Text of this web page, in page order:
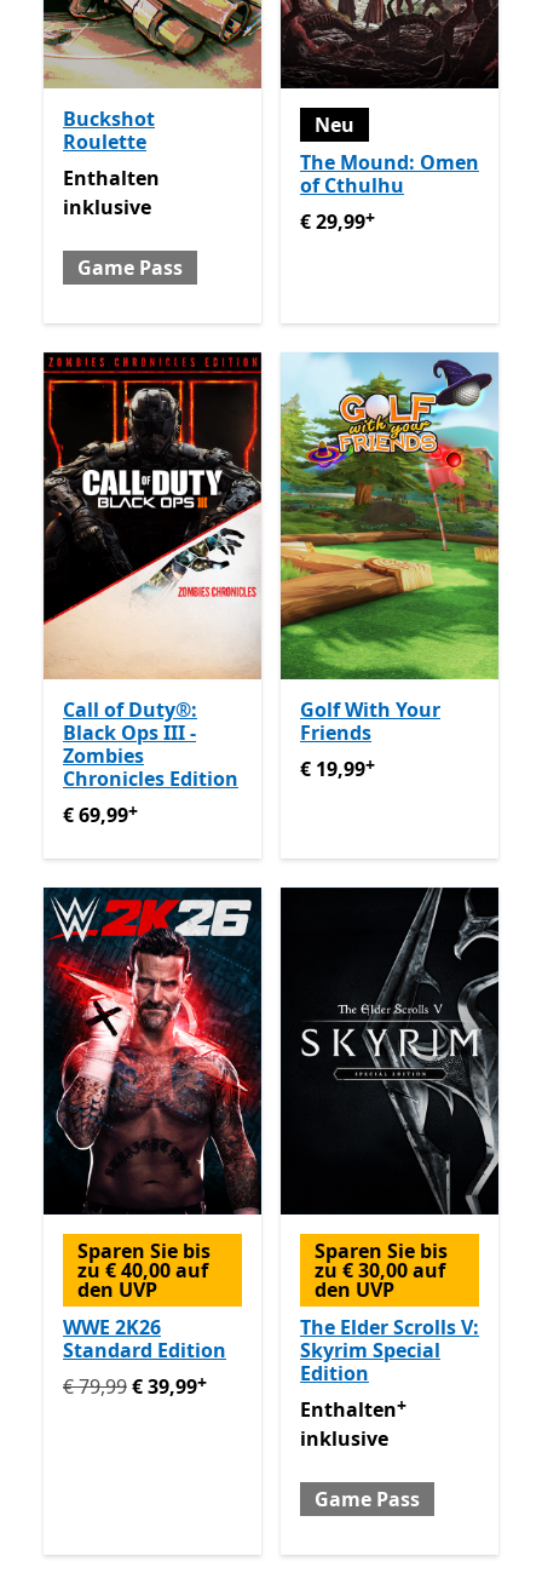
Buckshot
Roulette
Enthalten inklusive Game Pass
Enthalten
inklusive
Game Pass
Neu
The Mound: Omen
of Cthulhu
€ 29,99Enthält In-App-
€ 29,99+
Call of Duty®:
Black Ops III -
Zombies
Chronicles Edition
€ 69,99Enthält In-App-Käufe
€ 69,99+
Golf With Your
Friends
€ 19,99Enthält In-App-
€ 19,99+
Sparen Sie bis
zu € 40,00 auf
den UVP
WWE 2K26
Standard Edition
Ursprünglich € 79,99 jetzt € 39,99Enthält In-App-
€ 79,99€ 39,99+
Sparen Sie bis
zu € 30,00 auf
den UVP
The Elder Scrolls V:
Skyrim Special
Edition
Enthalten inklusive Game
Enthalten+
inklusive
Game Pass